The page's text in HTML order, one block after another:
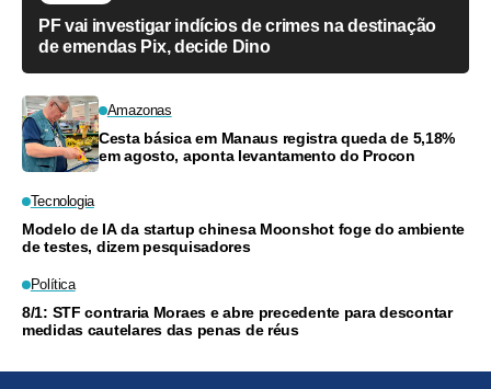
PF vai investigar indícios de crimes na destinação
de emendas Pix, decide Dino
Amazonas
Cesta básica em Manaus registra queda de 5,18%
em agosto, aponta levantamento do Procon
Tecnologia
Modelo de IA da startup chinesa Moonshot foge do ambiente
de testes, dizem pesquisadores
Política
8/1: STF contraria Moraes e abre precedente para descontar
medidas cautelares das penas de réus